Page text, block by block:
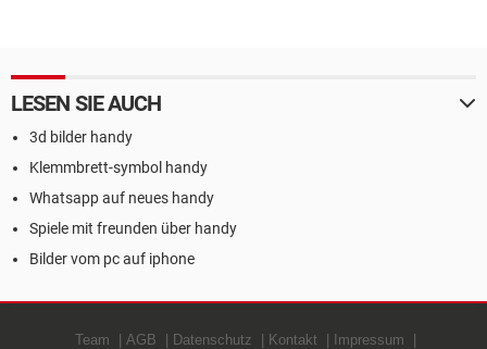
LESEN SIE AUCH
3d bilder handy
Klemmbrett-symbol handy
Whatsapp auf neues handy
Spiele mit freunden über handy
Bilder vom pc auf iphone
Team AGB Datenschutz Kontakt Impressum